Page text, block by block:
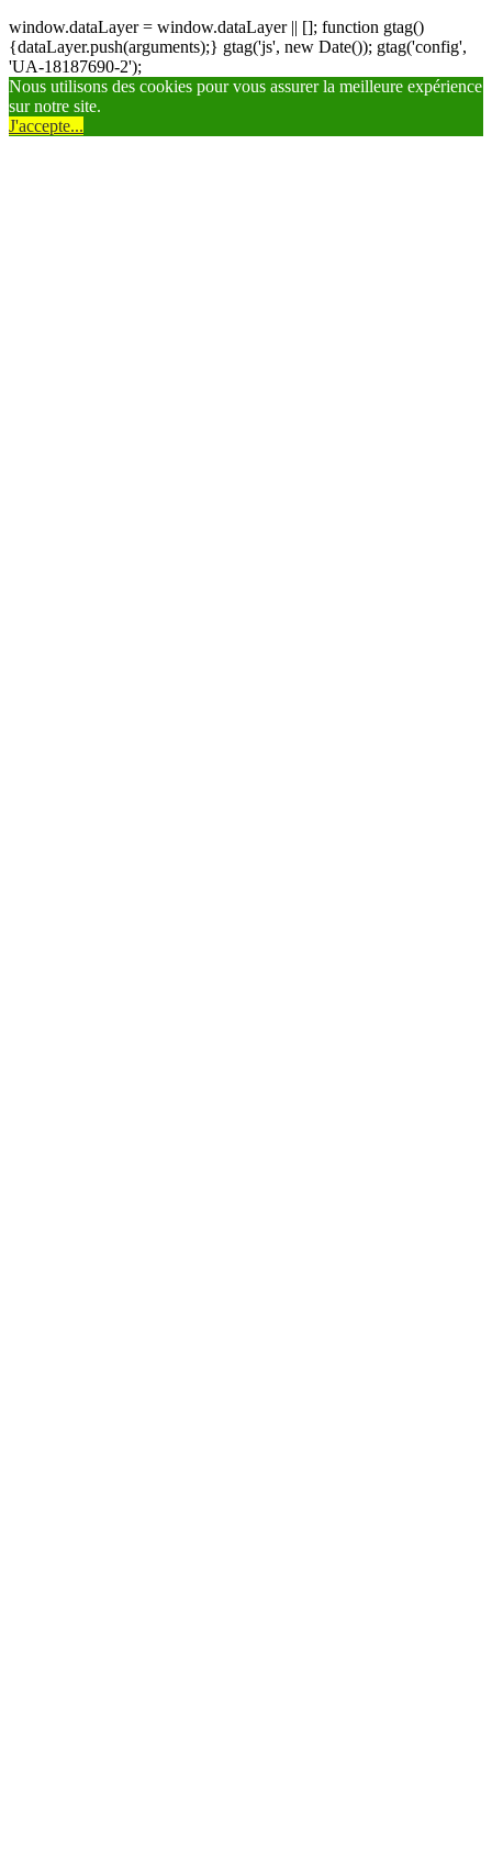
window.dataLayer = window.dataLayer || []; function gtag()
{dataLayer.push(arguments);} gtag('js', new Date()); gtag('config',
'UA-18187690-2');
Nous utilisons des cookies pour vous assurer la meilleure expérience
sur notre site.
J'accepte...